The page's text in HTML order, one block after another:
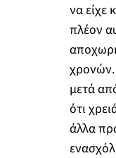
να είχε
πλέον
χρονών.
μετά
ότι
άλλα